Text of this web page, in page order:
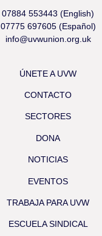
07884 553443 (English)
07775 697605 (Español)
info@uvwunion.org.uk
ÚNETE A UVW
CONTACTO
SECTORES
DONA
NOTICIAS
EVENTOS
TRABAJA PARA UVW
ESCUELA SINDICAL